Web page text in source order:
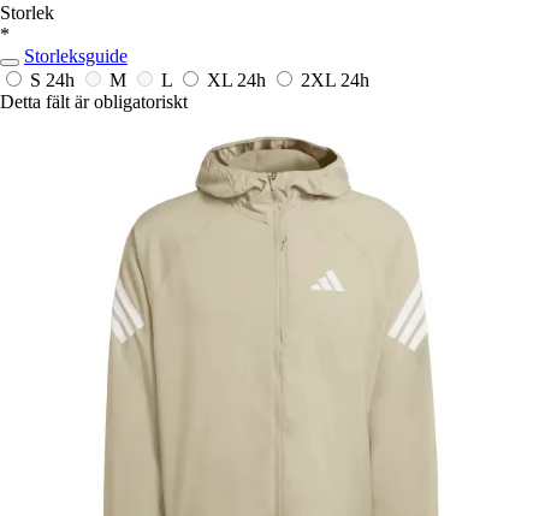
Storlek
*
Storleksguide
S 24h M L XL 24h 2XL 24h
Detta fält är obligatoriskt